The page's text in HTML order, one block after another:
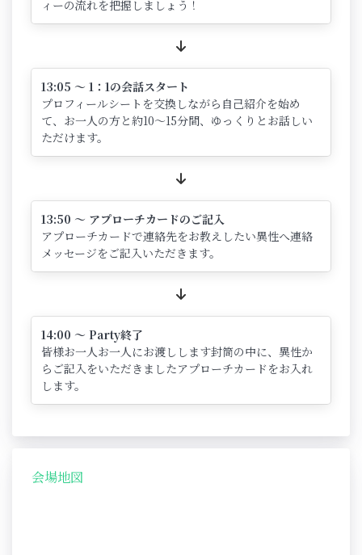
ィーの流れを把握しましょう！
13:05 ～ 1：1の会話スタート
プロフィールシートを交換しながら自己紹介を始め
て、お一人の方と約10～15分間、ゆっくりとお話しい
ただけます。
13:50 ～ アプローチカードのご記入
アプローチカードで連絡先をお教えしたい異性へ連絡
メッセージをご記入いただきます。
14:00 ～ Party終了
皆様お一人お一人にお渡しします封筒の中に、異性か
らご記入をいただきましたアプローチカードをお入れ
します。
会場地図